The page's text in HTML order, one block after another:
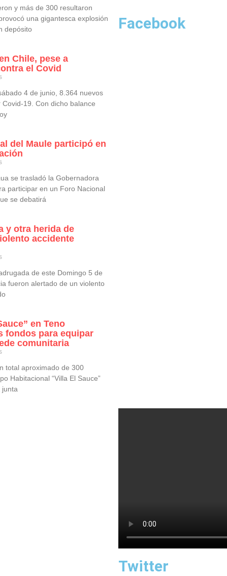
y más de 300 resultaron
una gigantesca explosión
depósito
Chile, pese a
el Covid
4 de junio, 8.364 nuevos
19. Con dicho balance
del Maule participó en
se trasladó la Gobernadora
participar en un Foro Nacional
se debatirá
y otra herida de
accidente
de este Domingo 5 de
fueron alertado de un violento
en Teno
fondos para equipar
comunitaria
total aproximado de 300
Habitacional “Villa El Sauce”
junta
Facebook
Twitter